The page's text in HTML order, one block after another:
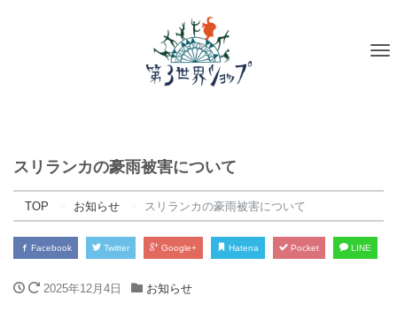
スリランカの豪雨被害について
TOP お知らせ スリランカの豪雨被害について
Facebook Twitter Google+ Hatena Pocket LINE
2025年12月4日 お知らせ